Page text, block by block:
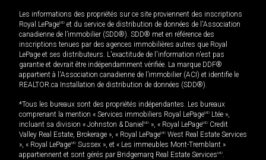
Les informations des propriétés sur ce site proviennent des inscriptions
Royal LePageMD et du service de distribution de données de l'Association
canadienne de l’immobilier (SDD®). SDD® met en référence des
inscriptions tenues par des agences immobilières autres que Royal
LePage et ses distributeurs. L'exactitude de l'information n'est pas
garantie et devrait être indépendamment vérifiée. La marque DDF®
appartient à l'Association canadienne de l’immobilier (ACI) et identifie le
REALTOR.ca Installation de distribution de données (SDD®).
*Tous les bureaux sont des propriétés indépendantes. Les bureaux
comprenant la mention « Services immobiliers Royal LePageMD Ltée »,
incluant sa division « Johnston & Daniel MD », « Royal LePageMD Credit
Valley Real Estate, Brokerage », « Royal LePageMD West Real Estate Services
», « Royal LePageMD Sussex », et « Les immeubles Mont-Tremblant »
appartiennent et sont gérés par Bridgemarq Real Estate ServicesMD.